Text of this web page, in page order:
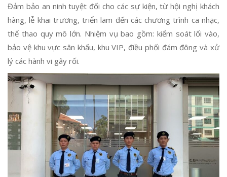
Đảm bảo an ninh tuyệt đối cho các sự kiện, từ hội nghị khách
hàng, lễ khai trương, triển lãm đến các chương trình ca nhạc,
thể thao quy mô lớn. Nhiệm vụ bao gồm: kiểm soát lối vào,
bảo vệ khu vực sân khấu, khu VIP, điều phối đám đông và xử
lý các hành vi gây rối.